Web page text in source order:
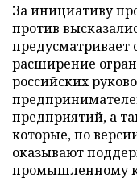
За инициативу
против
предусматривает
расширение
российских
предприятий, а
которые, по
оказывают
промышленному